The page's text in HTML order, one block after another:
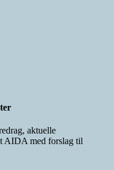
aktuelle
AIDA med forslag til